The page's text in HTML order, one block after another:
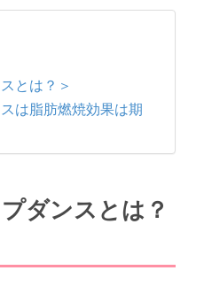
とは？＞
は脂肪燃焼効果は期
ダンスとは？